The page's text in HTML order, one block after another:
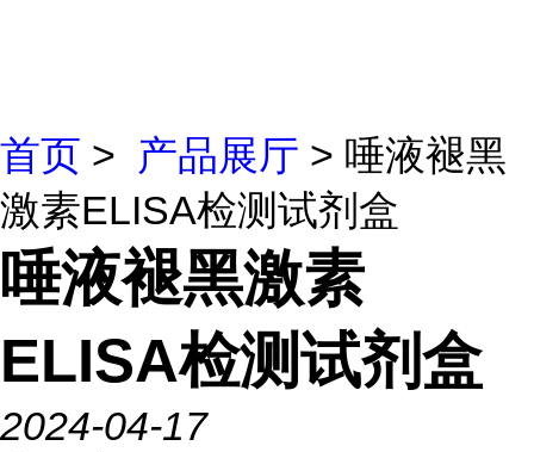
首页 > 产品展厅 > 唾液褪黑
激素ELISA检测试剂盒
唾液褪黑激素
ELISA检测试剂盒
2024-04-17